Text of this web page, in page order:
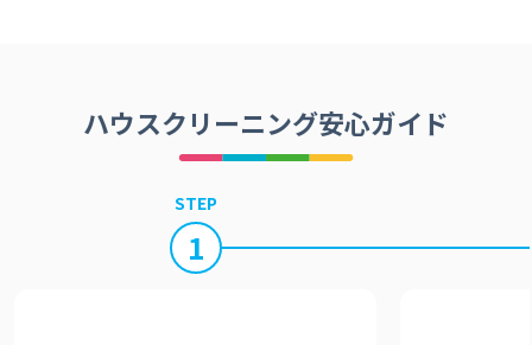
ハウスクリーニング安心ガイド
STEP
1